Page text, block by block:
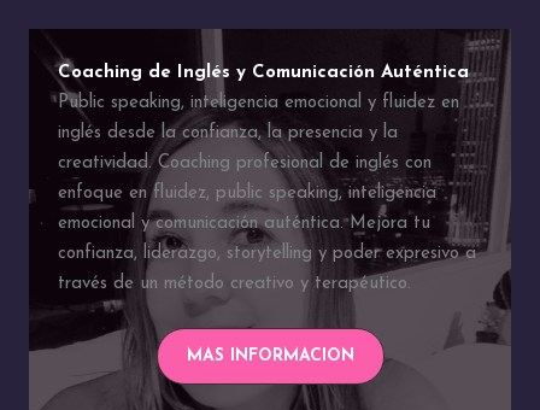
Coaching de Inglés y Comunicación Auténtica
Public speaking, inteligencia emocional y fluidez en
inglés desde la confianza, la presencia y la
creatividad. Coaching profesional de inglés con
enfoque en fluidez, public speaking, inteligencia
emocional y comunicación auténtica. Mejora tu
confianza, liderazgo, storytelling y poder expresivo a
través de un método creativo y terapéutico.
MAS INFORMACION